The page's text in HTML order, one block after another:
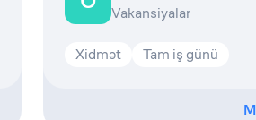
Vakansiyalar
Xidmət Tam iş günü